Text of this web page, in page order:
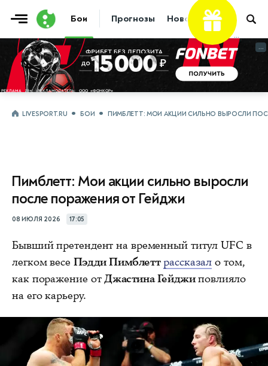
Бои Прогнозы Новости Бокс
...
...
LIVESPORT.RU БОИ ПИМБЛЕТТ: МОИ АКЦИИ СИЛЬНО ВЫРОСЛИ
Пимблетт: Мои акции сильно выросли
после поражения от Гейджи
08 ИЮЛЯ 2026 17:05
Бывший претендент на временный титул UFC в
легком весе Пэдди Пимблетт рассказал о том,
как поражение отДжастина Гейджиповлияло
на его карьеру.